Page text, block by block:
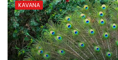
KAVANA